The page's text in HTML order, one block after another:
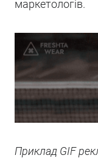
маркетологів.
Приклад GIF